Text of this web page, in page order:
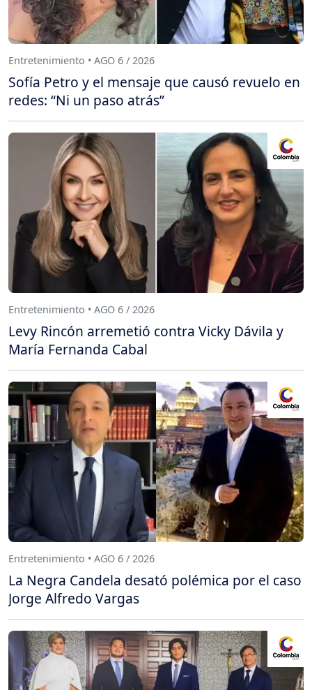
Entretenimiento • AGO 6 / 2026
Sofía Petro y el mensaje que causó revuelo en
redes: “Ni un paso atrás”
Entretenimiento • AGO 6 / 2026
Levy Rincón arremetió contra Vicky Dávila y
María Fernanda Cabal
Entretenimiento • AGO 6 / 2026
La Negra Candela desató polémica por el caso
Jorge Alfredo Vargas